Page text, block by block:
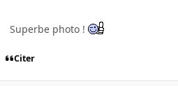
Superbe photo !
Citer